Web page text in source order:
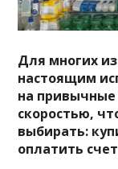
Для многих
настоящим
на привычные
скоростью,
выбирать:
оплатить